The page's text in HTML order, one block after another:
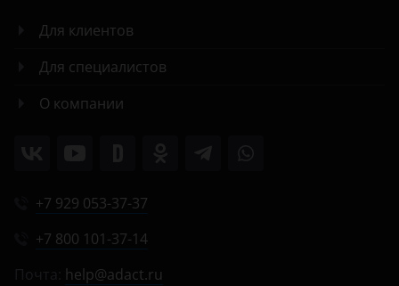
Для клиентов
Для специалистов
О компании
+7 929 053-37-37
+7 800 101-37-14
help@adact.ru